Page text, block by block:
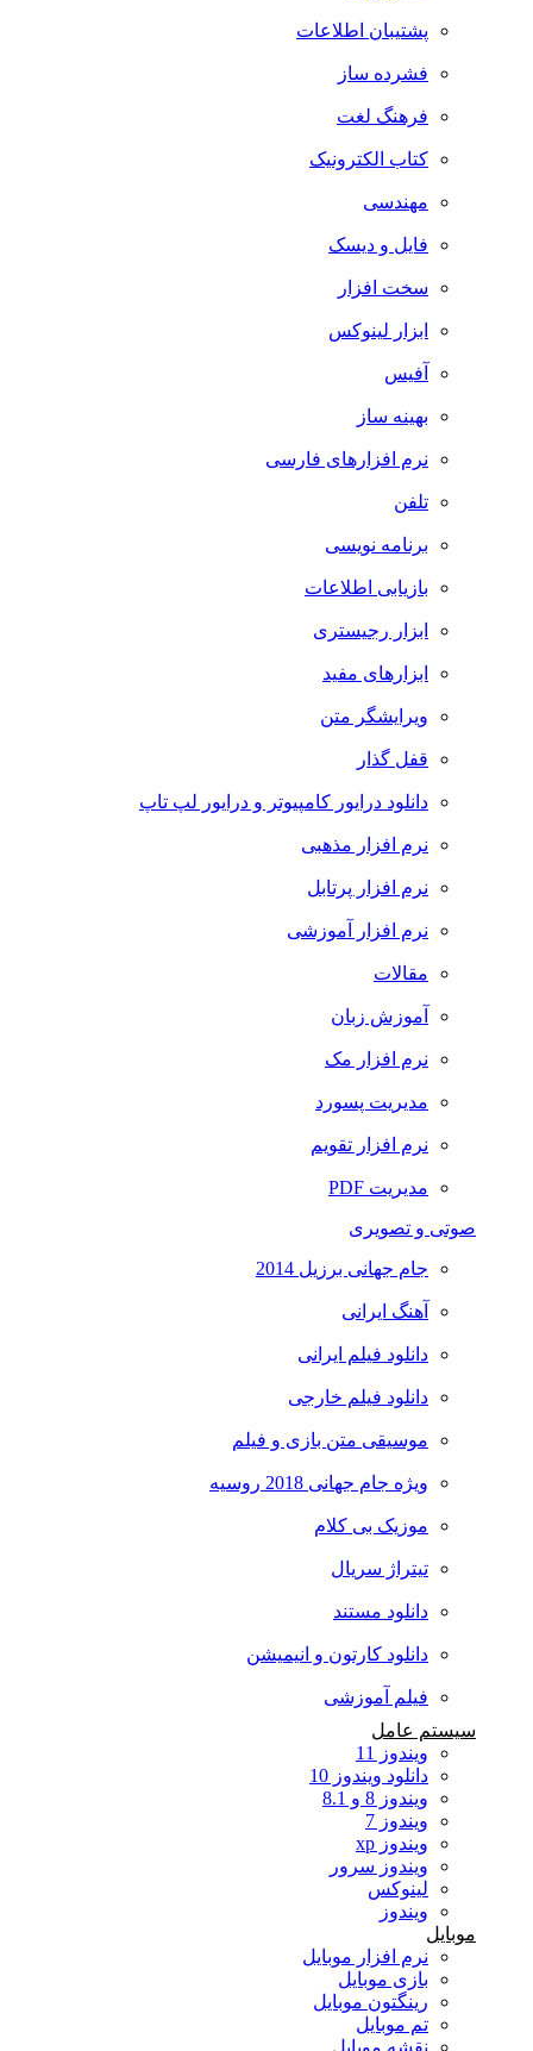
پشتیبان اطلاعات
فشرده ساز
فرهنگ لغت
کتاب الکترونیک
مهندسی
فایل و دیسک
سخت افزار
ابزار لینوکس
آفیس
بهینه ساز
نرم افزارهای فارسی
تلفن
برنامه نویسی
بازیابی اطلاعات
ابزار رجیستری
ابزارهای مفید
ویرایشگر متن
قفل گذار
دانلود درایور کامپیوتر و درایور لپ تاپ
نرم افزار مذهبی
نرم افزار پرتابل
نرم افزار آموزشی
مقالات
آموزش زبان
نرم افزار مک
مدیریت پسورد
نرم افزار تقویم
مدیریت PDF
صوتی و تصویری
جام جهانی برزیل 2014
آهنگ ایرانی
دانلود فیلم ایرانی
دانلود فیلم خارجی
موسیقی متن بازی و فیلم
ویژه جام جهانی 2018 روسیه
موزیک بی کلام
تیتراژ سریال
دانلود مستند
دانلود کارتون و انیمیشن
فیلم آموزشی
سیستم عامل
ویندوز 11
دانلود ویندوز 10
ویندوز 8 و 8.1
ویندوز 7
ویندوز xp
ویندوز سرور
لینوکس
ویندوز
نرم افزار موبایل
بازی موبایل
رینگتون موبایل
تم موبایل
نقشه موبایل